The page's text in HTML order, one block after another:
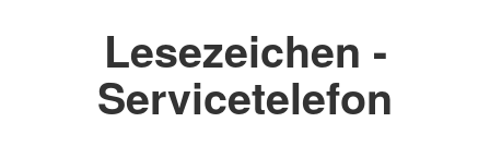
Lesezeichen -
Servicetelefon